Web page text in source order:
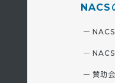
NACS
賛助